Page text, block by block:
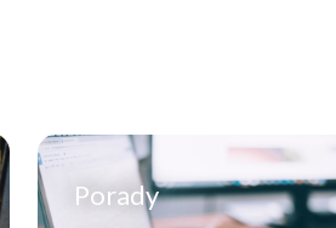
Porady